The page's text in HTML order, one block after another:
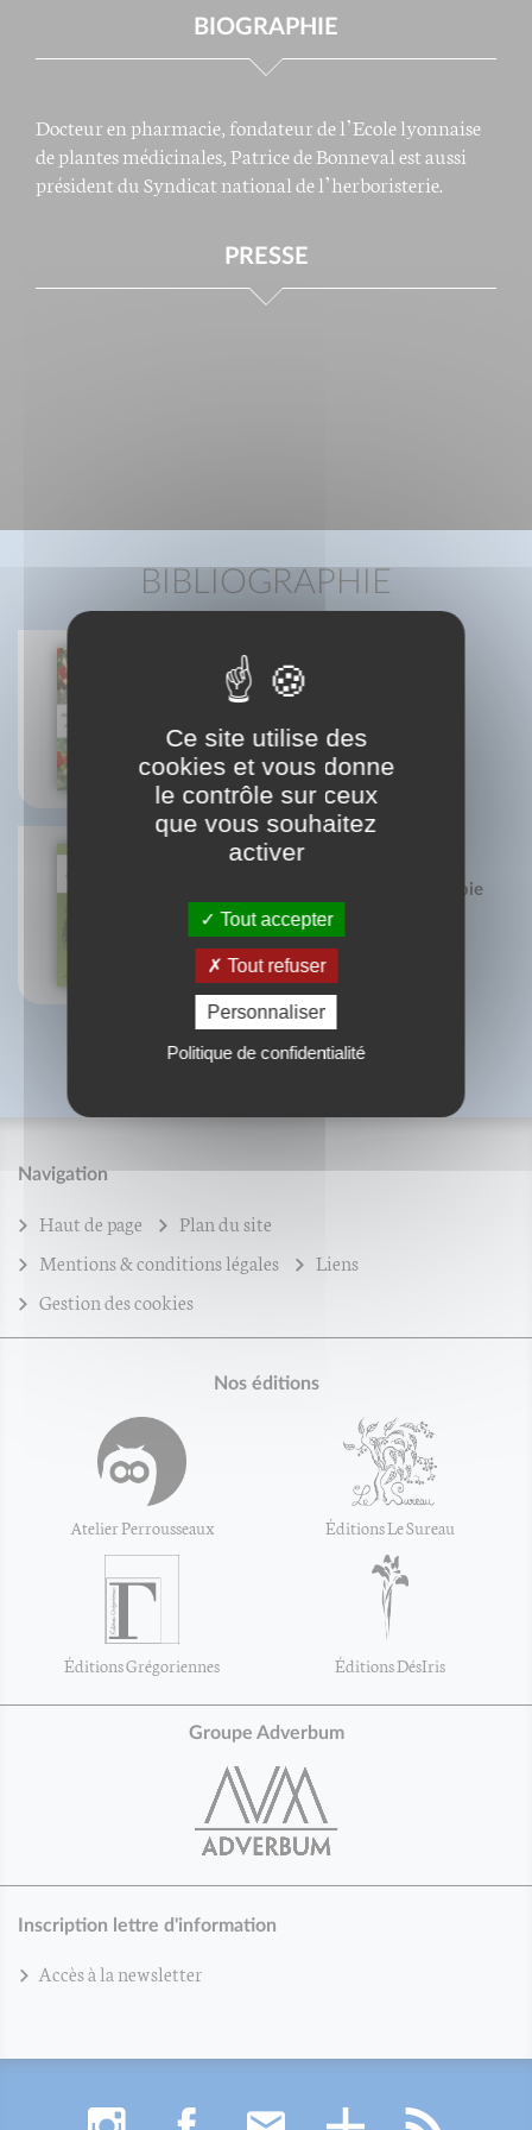
BIOGRAPHIE
Docteur en pharmacie, fondateur de l’Ecole lyonnaise
de plantes médicinales, Patrice de Bonneval est aussi
président du Syndicat national de l’herboristerie.
PRESSE
BIBLIOGRAPHIE
Patrice De Bonneval
Manuel pratique d'aromathérapie
au quotidien
Patrice De Bonneval
Franck Dubus
Navigation
Haut de page
Plan du site
Mentions & conditions légales
Liens
Gestion des cookies
Nos éditions
Atelier Perrousseaux Éditions Le Sureau
Éditions Grégoriennes Éditions DésIris
Groupe Adverbum
Inscription lettre d'information
Accès à la newsletter
Ce site utilise des
cookies et vous donne
le contrôle sur ceux
que vous souhaitez
activer
Tout accepter
Tout refuser
Personnaliser
Politique de confidentialité